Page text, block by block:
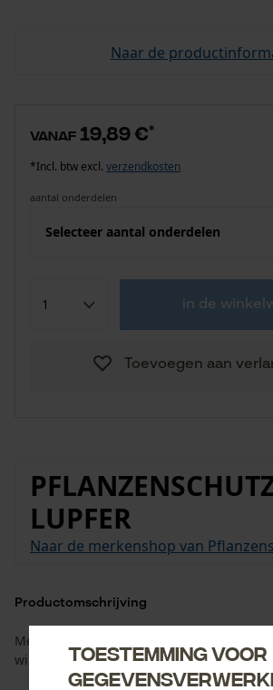
Naar de
vanaf 19,89 €*
*Incl. btw excl. verzendkosten
aantal onderdelen
Selecteer aantal onderdelen
in de
Toevoegen aan
LUPFER
Naar de merkenshop van
Productomschrijving
Met deze vraatbeschermingen wordt
wild voorkomen.Toestemming voor